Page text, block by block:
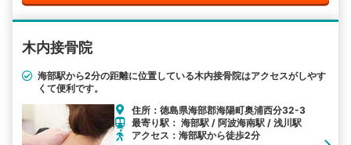
木内接骨院
海部駅から2分の距離に位置している木内接骨院はアクセスがしやす
くて便利です。
住所：徳島県海部郡海陽町奥浦西分32-3
最寄り駅： 海部駅 / 阿波海南駅 / 浅川駅
アクセス：海部駅から徒歩2分